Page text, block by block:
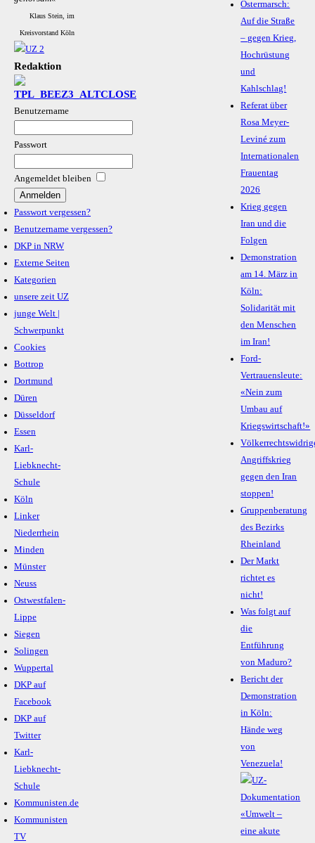
Klaus Stein, im
Kreisvorstand Köln
Redaktion
Benutzername
Passwort
Angemeldet bleiben
Passwort vergessen?
Benutzername vergessen?
DKP in NRW
Externe Seiten
Kategorien
unsere zeit UZ
junge Welt |
Schwerpunkt
Cookies
Bottrop
Dortmund
Düren
Düsseldorf
Essen
Karl-
Liebknecht-
Schule
Köln
Linker
Niederrhein
Minden
Münster
Neuss
Ostwestfalen-
Lippe
Siegen
Solingen
Wuppertal
DKP auf
Facebook
DKP auf
Twitter
Karl-
Liebknecht-
Schule
Kommunisten.de
Kommunisten
TV
Ostermarsch:
Auf die Straße
– gegen Krieg,
Hochrüstung
und
Kahlschlag!
Referat über
Rosa Meyer-
Leviné zum
Internationalen
Frauentag
2026
Krieg gegen
Iran und die
Folgen
Demonstration
am 14. März in
Köln:
Solidarität mit
den Menschen
im Iran!
Ford-
Vertrauensleute:
«Nein zum
Umbau auf
Kriegswirtschaft!»
Angriffskrieg
gegen den Iran
stoppen!
Gruppenberatung
des Bezirks
Rheinland
Der Markt
richtet es
nicht!
Was folgt auf
die
Entführung
von Maduro?
Bericht der
Demonstration
in Köln:
Hände weg
von
Venezuela!